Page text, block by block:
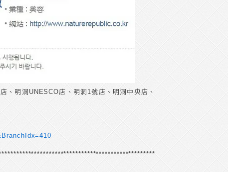
、明洞UNESCO店、明洞1號店、明洞中央店、